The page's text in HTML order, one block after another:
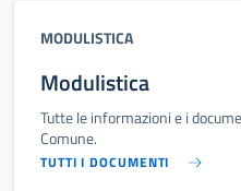
MODULISTICA
Modulistica
Tutte le informazioni e i
Comune.
TUTTI I DOCUMENTI